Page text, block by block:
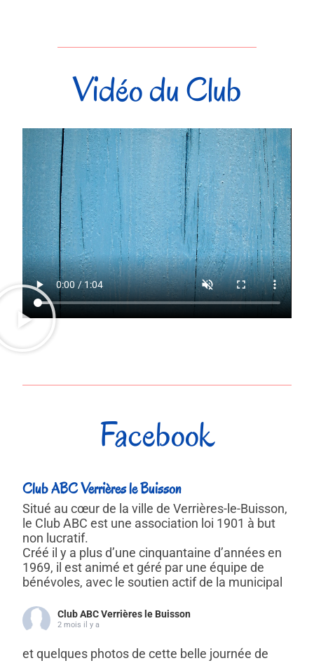
Vidéo du Club
Facebook
Club ABC Verrières le Buisson
Situé au cœur de la ville de Verrières-le-Buisson,
le Club ABC est une association loi 1901 à but
non lucratif.
Créé il y a plus d’une cinquantaine d’années en
1969, il est animé et géré par une équipe de
bénévoles, avec le soutien actif de la municipal
Club ABC Verrières le Buisson
2 mois il y a
et quelques photos de cette belle journée de